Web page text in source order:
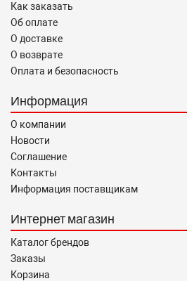
Как заказать
Об оплате
О доставке
О возврате
Оплата и безопасность
Информация
О компании
Новости
Соглашение
Контакты
Информация поставщикам
Интернет магазин
Каталог брендов
Заказы
Корзина